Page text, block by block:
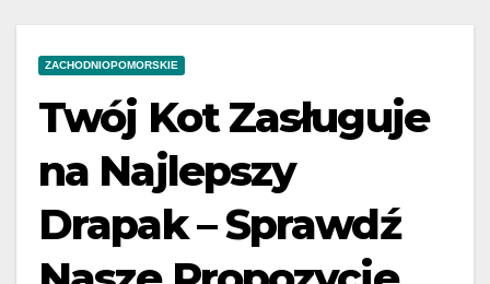
ZACHODNIOPOMORSKIE
Twój Kot Zasługuje
na Najlepszy
Drapak – Sprawdź